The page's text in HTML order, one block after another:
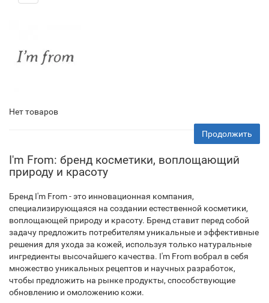
Нет товаров
Продолжить
I'm From: бренд косметики, воплощающий
природу и красоту
Бренд I'm From - это инновационная компания,
специализирующаяся на создании естественной косметики,
воплощающей природу и красоту. Бренд ставит перед собой
задачу предложить потребителям уникальные и эффективные
решения для ухода за кожей, используя только натуральные
ингредиенты высочайшего качества. I'm From вобрал в себя
множество уникальных рецептов и научных разработок,
чтобы предложить на рынке продукты, способствующие
обновлению и омоложению кожи.